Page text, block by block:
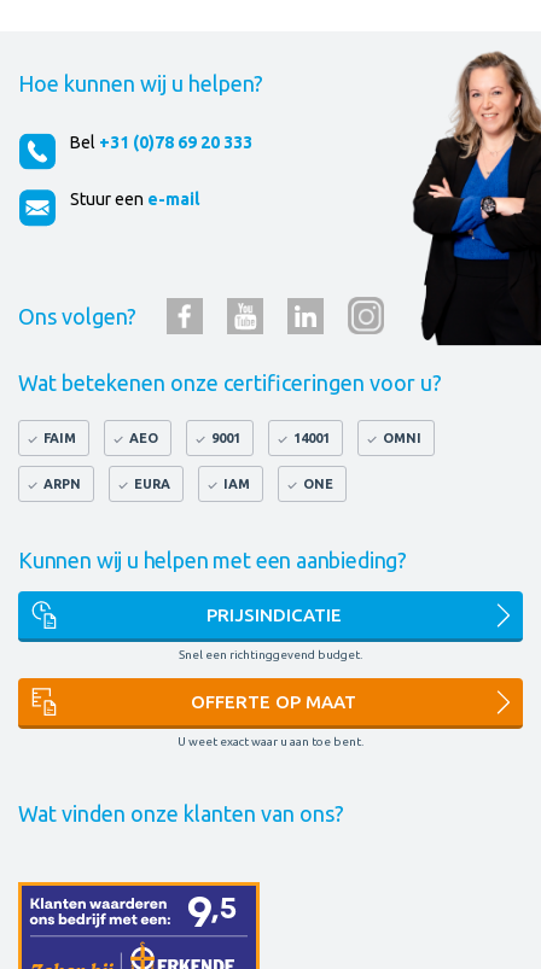
Hoe kunnen wij u helpen?
Bel +31 (0)78 69 20 333
Stuur een e-mail
Ons volgen?
Wat betekenen onze certificeringen voor u?
FAIM AEO 9001 14001 OMNI
ARPN EURA IAM ONE
Kunnen wij u helpen met een aanbieding?
PRIJSINDICATIE
Snel een richtinggevend budget.
OFFERTE OP MAAT
U weet exact waar u aan toe bent.
Wat vinden onze klanten van ons?